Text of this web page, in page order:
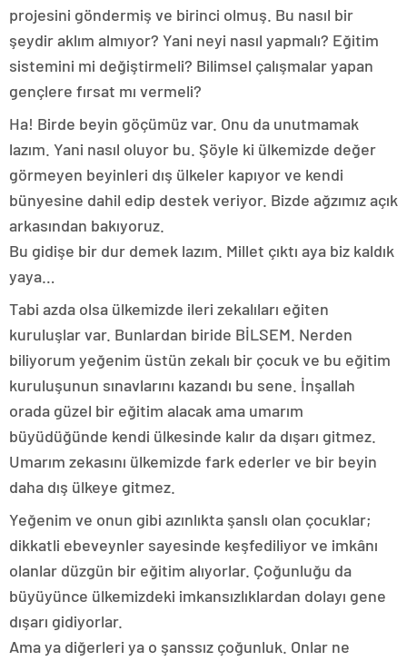
projesini göndermiş ve birinci olmuş. Bu nasıl bir
şeydir aklım almıyor? Yani neyi nasıl yapmalı? Eğitim
sistemini mi değiştirmeli? Bilimsel çalışmalar yapan
gençlere fırsat mı vermeli?
Ha! Birde beyin göçümüz var. Onu da unutmamak
lazım. Yani nasıl oluyor bu. Şöyle ki ülkemizde değer
görmeyen beyinleri dış ülkeler kapıyor ve kendi
bünyesine dahil edip destek veriyor. Bizde ağzımız açık
arkasından bakıyoruz.
Bu gidişe bir dur demek lazım. Millet çıktı aya biz kaldık
yaya…
Tabi azda olsa ülkemizde ileri zekalıları eğiten
kuruluşlar var. Bunlardan biride BİLSEM. Nerden
biliyorum yeğenim üstün zekalı bir çocuk ve bu eğitim
kuruluşunun sınavlarını kazandı bu sene. İnşallah
orada güzel bir eğitim alacak ama umarım
büyüdüğünde kendi ülkesinde kalır da dışarı gitmez.
Umarım zekasını ülkemizde fark ederler ve bir beyin
daha dış ülkeye gitmez.
Yeğenim ve onun gibi azınlıkta şanslı olan çocuklar;
dikkatli ebeveynler sayesinde keşfediliyor ve imkânı
olanlar düzgün bir eğitim alıyorlar. Çoğunluğu da
büyüyünce ülkemizdeki imkansızlıklardan dolayı gene
dışarı gidiyorlar.
Ama ya diğerleri ya o şanssız çoğunluk. Onlar ne